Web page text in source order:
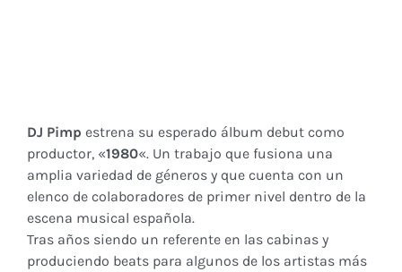
DJ Pimp estrena su esperado álbum debut como
productor, «1980«. Un trabajo que fusiona una
amplia variedad de géneros y que cuenta con un
elenco de colaboradores de primer nivel dentro de la
escena musical española.
Tras años siendo un referente en las cabinas y
produciendo beats para algunos de los artistas más